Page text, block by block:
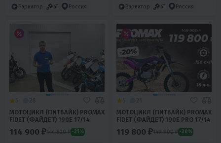
Вариатор
4T Россия
Вариатор
4T Россия
МОТОЦИКЛ (ПИТБАЙК) PROMAX
FIDET (ФАЙДЕТ) 190E 17/14
114 900 ₽144 800 ₽ -21%
МОТОЦИКЛ (ПИТБАЙК) PROMAX
FIDET (ФАЙДЕТ) 190E PRO 17/14
119 800 ₽149 900 ₽ -20%